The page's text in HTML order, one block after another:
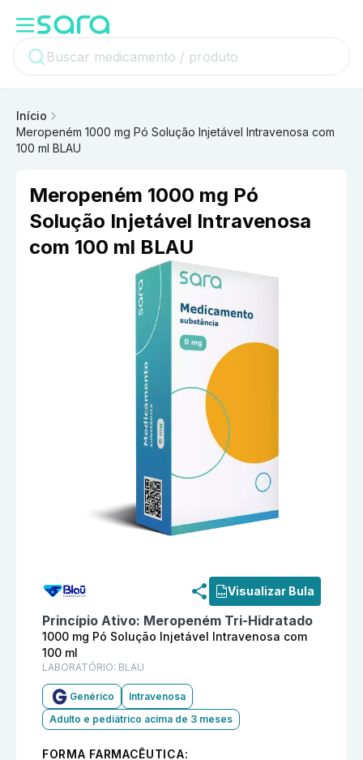
Início
Meropeném 1000 mg Pó Solução Injetável Intravenosa com
100 ml BLAU
Meropeném 1000 mg Pó
Solução Injetável Intravenosa
com 100 ml BLAU
Visualizar Bula
Princípio Ativo: Meropeném Tri-Hidratado
1000 mg Pó Solução Injetável Intravenosa com
100 ml
LABORATÓRIO: BLAU
Genérico
Intravenosa
Adulto e pediátrico acima de 3 meses
FORMA FARMACÊUTICA: